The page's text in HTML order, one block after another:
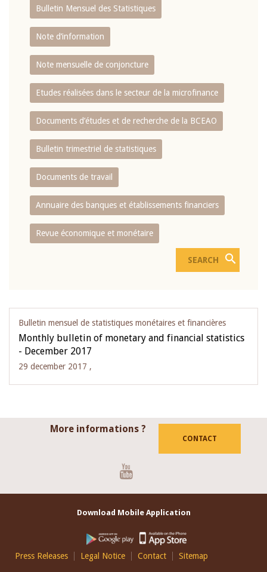
Bulletin Mensuel des Statistiques
Note d’information
Note mensuelle de conjoncture
Etudes réalisées dans le secteur de la microfinance
Documents d’études et de recherche de la BCEAO
Bulletin trimestriel de statistiques
Documents de travail
Annuaire des banques et établissements financiers
Revue économique et monétaire
Bulletin mensuel de statistiques monétaires et financières
Monthly bulletin of monetary and financial statistics
- December 2017
29 december 2017 ,
More informations ?
CONTACT
Download Mobile Application
Footer
EN
Press Releases Legal Notice Contact Sitemap